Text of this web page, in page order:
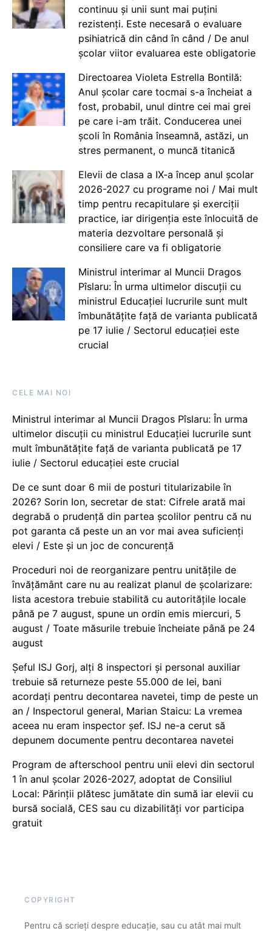
continuu și unii sunt mai puțini
rezistenți. Este necesară o evaluare
psihiatrică din când în când / De anul
școlar viitor evaluarea este obligatorie
Directoarea Violeta Estrella Bontilă:
Anul școlar care tocmai s-a încheiat a
fost, probabil, unul dintre cei mai grei
pe care i-am trăit. Conducerea unei
școli în România înseamnă, astăzi, un
stres permanent, o muncă titanică
Elevii de clasa a IX-a încep anul școlar
2026-2027 cu programe noi / Mai mult
timp pentru recapitulare și exerciții
practice, iar dirigenția este înlocuită de
materia dezvoltare personală și
consiliere care va fi obligatorie
Ministrul interimar al Muncii Dragos
Pîslaru: În urma ultimelor discuții cu
ministrul Educației lucrurile sunt mult
îmbunătățite față de varianta publicată
pe 17 iulie / Sectorul educației este
crucial
CELE MAI NOI
Ministrul interimar al Muncii Dragos Pîslaru: În urma
ultimelor discuții cu ministrul Educației lucrurile sunt
mult îmbunătățite față de varianta publicată pe 17
iulie / Sectorul educației este crucial
De ce sunt doar 6 mii de posturi titularizabile în
2026? Sorin Ion, secretar de stat: Cifrele arată mai
degrabă o prudență din partea școlilor pentru că nu
pot garanta că peste un an vor mai avea suficienți
elevi / Este și un joc de concurență
Proceduri noi de reorganizare pentru unitățile de
învățământ care nu au realizat planul de școlarizare:
lista acestora trebuie stabilită cu autoritățile locale
până pe 7 august, spune un ordin emis miercuri, 5
august / Toate măsurile trebuie încheiate până pe 24
august
Șeful ISJ Gorj, alți 8 inspectori și personal auxiliar
trebuie să returneze peste 55.000 de lei, bani
acordați pentru decontarea navetei, timp de peste un
an / Inspectorul general, Marian Staicu: La vremea
aceea nu eram inspector șef. ISJ ne-a cerut să
depunem documente pentru decontarea navetei
Program de afterschool pentru unii elevi din sectorul
1 în anul școlar 2026-2027, adoptat de Consiliul
Local: Părinții plătesc jumătate din sumă iar elevii cu
bursă socială, CES sau cu dizabilităţi vor participa
gratuit
COPYRIGHT
Pentru că scrieți despre educație, sau cu atât mai mult